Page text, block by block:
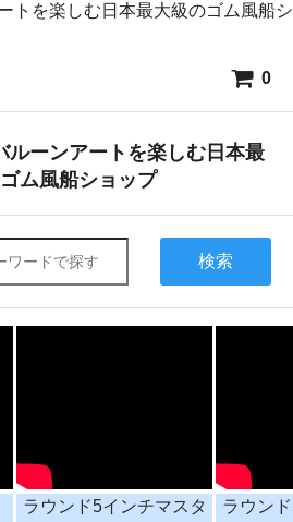
トを楽しむ日本最大級のゴム風船シ
0
ルーンアートを楽しむ日本最
ム風船ショップ
検索
ラウンド5インチマスタ
ラウン